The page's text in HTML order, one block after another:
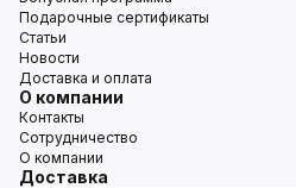
Подарочные сертификаты
Статьи
Новости
Доставка и оплата
О компании
Контакты
Сотрудничество
О компании
Доставка